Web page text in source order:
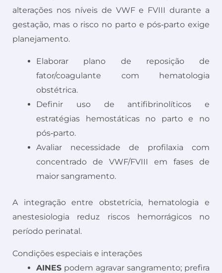
alterações nos níveis de VWF e FVIII durante a
gestação, mas o risco no parto e pós‑parto exige
planejamento.
Elaborar plano de reposição de
fator/coagulante com hematologia
obstétrica.
Definir uso de antifibrinolíticos e
estratégias hemostáticas no parto e no
pós‑parto.
Avaliar necessidade de profilaxia com
concentrado de VWF/FVIII em fases de
maior sangramento.
A integração entre obstetrícia, hematologia e
anestesiologia reduz riscos hemorrágicos no
período perinatal.
Condições especiais e interações
AINES podem agravar sangramento; prefira